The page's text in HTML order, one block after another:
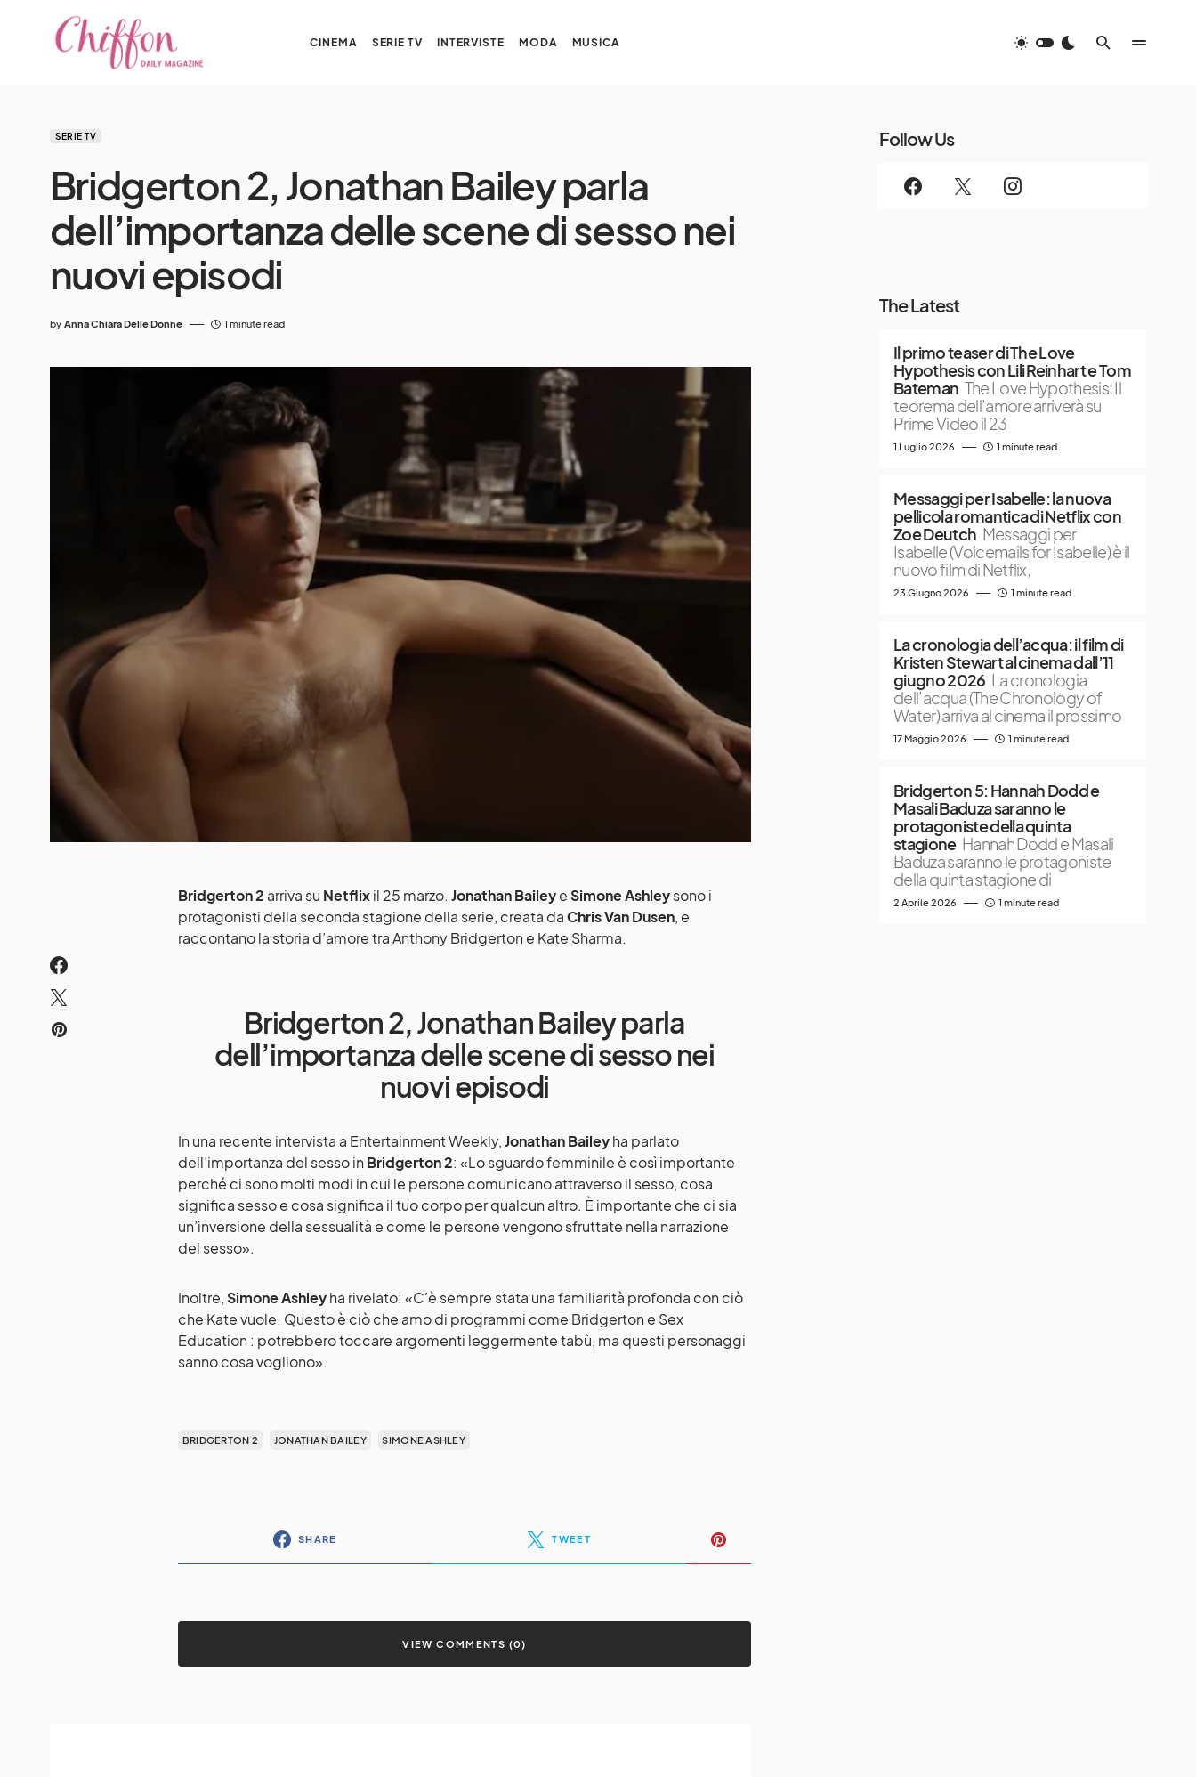
CINEMA SERIE TV INTERVISTE MODA MUSICA
SERIE TV
Bridgerton 2, Jonathan Bailey parla
dell’importanza delle scene di sesso nei
nuovi episodi
by Anna Chiara Delle Donne 1 minute read
Bridgerton 2 arriva su Netflixil 25 marzo. Jonathan BaileyeSimone Ashleysono i
protagonisti della seconda stagione della serie, creata daChris Van Dusen, e
raccontano la storia d’amore tra Anthony Bridgerton e Kate Sharma.
Bridgerton 2, Jonathan Bailey parla
dell’importanza delle scene di sesso nei
nuovi episodi
In una recente intervista a Entertainment Weekly,Jonathan Baileyha parlato
dell’importanza del sesso in Bridgerton 2: «Lo sguardo femminile è così importante
perché ci sono molti modi in cui le persone comunicano attraverso il sesso, cosa
significa sesso e cosa significa il tuo corpo per qualcun altro. È importante che ci sia
un’inversione della sessualità e come le persone vengono sfruttate nella narrazione
del sesso».
Inoltre,Simone Ashleyha rivelato: «C’è sempre stata una familiarità profonda con ciò
che Kate vuole. Questo è ciò che amo di programmi come Bridgerton e Sex
Education : potrebbero toccare argomenti leggermente tabù, ma questi personaggi
sanno cosa vogliono».
BRIDGERTON 2 JONATHAN BAILEY SIMONE ASHLEY
SHARE TWEET
VIEW COMMENTS (0)
Follow Us
The Latest
Il primo teaser di The Love
Hypothesis con Lili Reinhart e Tom
Bateman The Love Hypothesis: Il
teorema dell’amore arriverà su
Prime Video il 23
1 Luglio 2026 1 minute read
Messaggi per Isabelle: la nuova
pellicola romantica di Netflix con
Zoe Deutch Messaggi per
Isabelle (Voicemails for Isabelle) è il
nuovo film di Netflix,
23 Giugno 2026 1 minute read
La cronologia dell’acqua: il film di
Kristen Stewart al cinema dall’11
giugno 2026 La cronologia
dell’acqua (The Chronology of
Water) arriva al cinema il prossimo
17 Maggio 2026 1 minute read
Bridgerton 5: Hannah Dodd e
Masali Baduza saranno le
protagoniste della quinta
stagione Hannah Dodd e Masali
Baduza saranno le protagoniste
della quinta stagione di
2 Aprile 2026 1 minute read